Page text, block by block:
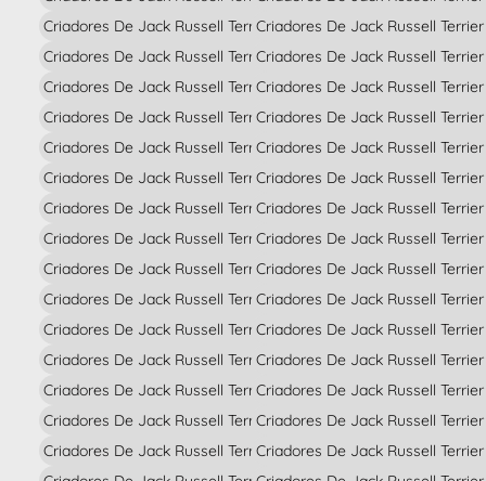
Criadores De Jack Russell Terrier En Almería
Criadores De Jack Russell Terrier En Asturias
Criadores De Jack Russell Terrier En Avila
Criadores De Jack Russell Terrier En Badajoz
Criadores De Jack Russell Terrier En Barcelona
Criadores De Jack Russell Terrier En Burgos
Criadores De Jack Russell Terrier En Cáceres
Criadores De Jack Russell Terrier En Cádiz
Criadores De Jack Russell Terrier En Cantabria
Criadores De Jack Russell Terrier En Castellón
Criadores De Jack Russell Terrier En Ciudad Real
Criadores De Jack Russell Terrier En Córdoba
Criadores De Jack Russell Terrier En La Coruña
Criadores De Jack Russell Terrier En Cuenca
Criadores De Jack Russell Terrier En Gerona
Criadores De Jack Russell
Criadores De Jack Russell
Criadores De Jack Russell
Criadores De Jack Russell
Criadores De Jack Russell
Criadores De Jack Russell
Criadores De Jack Russell
Criadores De Jack Russell
Criadores De Jack Russell
Criadores De Jack Russell
Criadores De Jack Russell
Criadores De Jack Russell
Criadores De Jack Russell
Criadores De Jack Russell
Criadores De Jack Russell